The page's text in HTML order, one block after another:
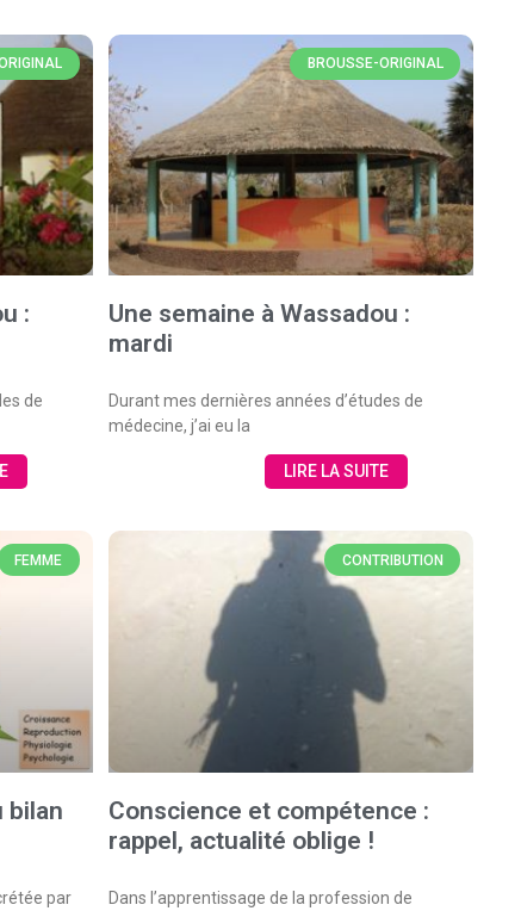
:
de
BROUSSE-ORIGINAL
Une semaine à Wassadou :
mardi
Durant mes dernières années d’études de
médecine, j’ai eu la
LIRE LA SUITE
FEMME
bilan
par
CONTRIBUTION
Conscience et compétence :
rappel, actualité oblige !
Dans l’apprentissage de la profession de